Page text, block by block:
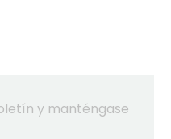
y manténgase